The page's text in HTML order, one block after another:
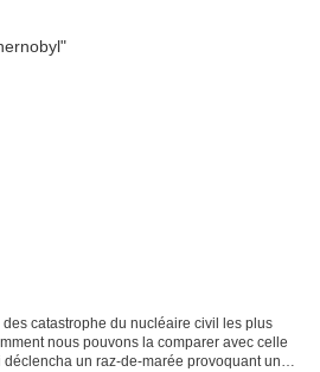
catastrophe du nucléaire civil les plus
nous pouvons la comparer avec celle
un raz-de-marée provoquant une